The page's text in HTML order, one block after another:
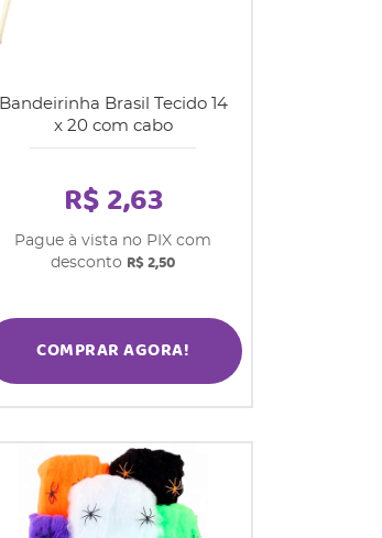
Bandeirinha Brasil Tecido 14
x 20 com cabo
R$ 2,63
Pague à vista no PIX com
desconto R$ 2,50
COMPRAR AGORA!